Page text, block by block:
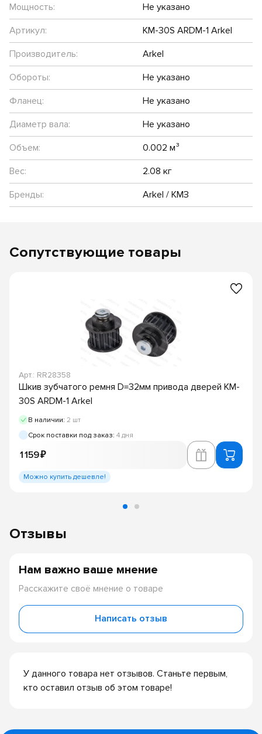
Мощность:
Не указано
Артикул:
KM-30S ARDM-1 Arkel
Производитель:
Arkel
Обороты:
Не указано
Фланец:
Не указано
Диаметр вала:
Не указано
Объем:
0.002 м³
Вес:
2.08 кг
Бренды:
Arkel / КМЗ
Сопутствующие товары
Арт.: RR28358
Шкив зубчатого ремня D=32мм привода дверей KM-
30S ARDM-1 Arkel
В наличии: 2 шт
Срок поставки под заказ: 4 дня
1 159 ₽
Можно купить дешевле!
Отзывы
У данного товара нет отзывов. Станьте первым,
кто оставил отзыв об этом товаре!
Нам важно ваше мнение
Расскажите своё мнение о товаре
Написать отзыв